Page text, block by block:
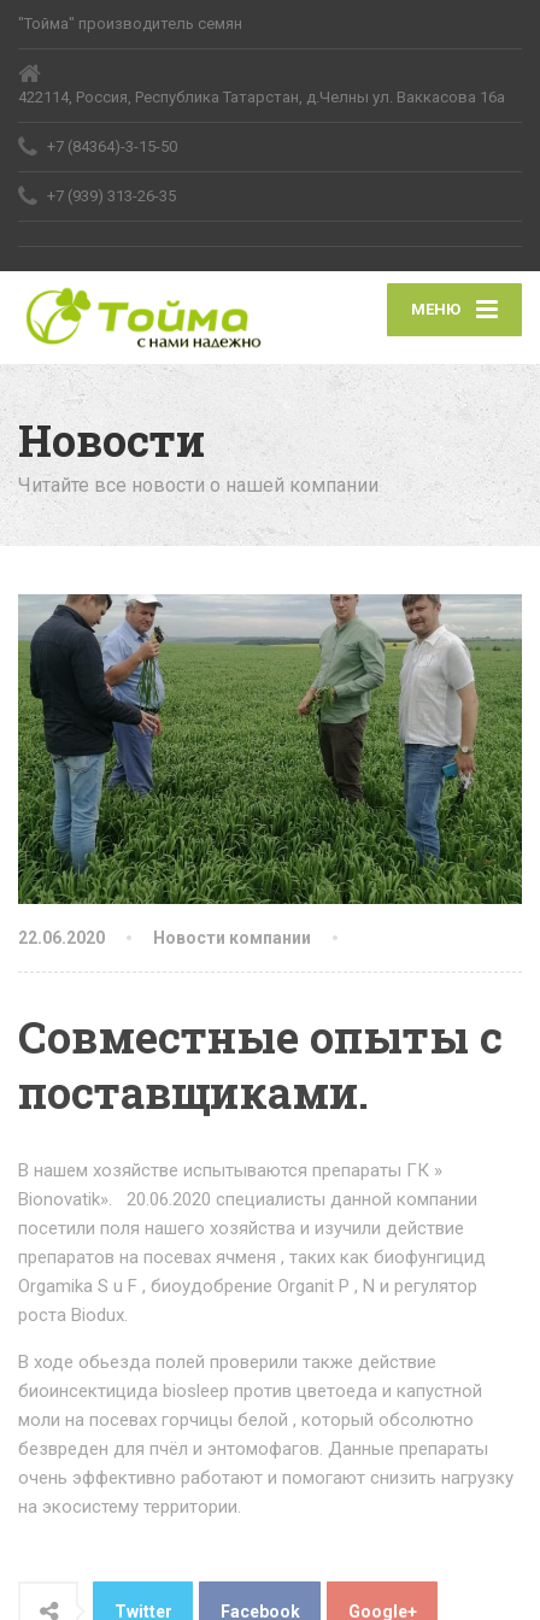
"Тойма" производитель семян
422114, Россия, Республика Татарстан, д.Челны ул. Ваккасова 16а
+7 (84364)-3-15-50
+7 (939) 313-26-35
МЕНЮ
Новости
Читайте все новости о нашей компании
22.06.2020 Новости компании
Совместные опыты с
поставщиками.
В нашем хозяйстве испытываются препараты ГК »
Bionovatik». 20.06.2020 специалисты данной компании
посетили поля нашего хозяйства и изучили действие
препаратов на посевах ячменя , таких как биофунгицид
Orgamika S u F , биоудобрение Organit P , N и регулятор
роста Biodux.
B ходе обьезда полей проверили также действие
биоинсектицида biosleep против цветоеда и капустной
моли на посевах горчицы белой , который обсолютно
безвреден для пчёл и энтомофагов. Данные препараты
очень эффективно работают и помогают снизить нагрузку
на экосистему территории.
Twitter Facebook Google+